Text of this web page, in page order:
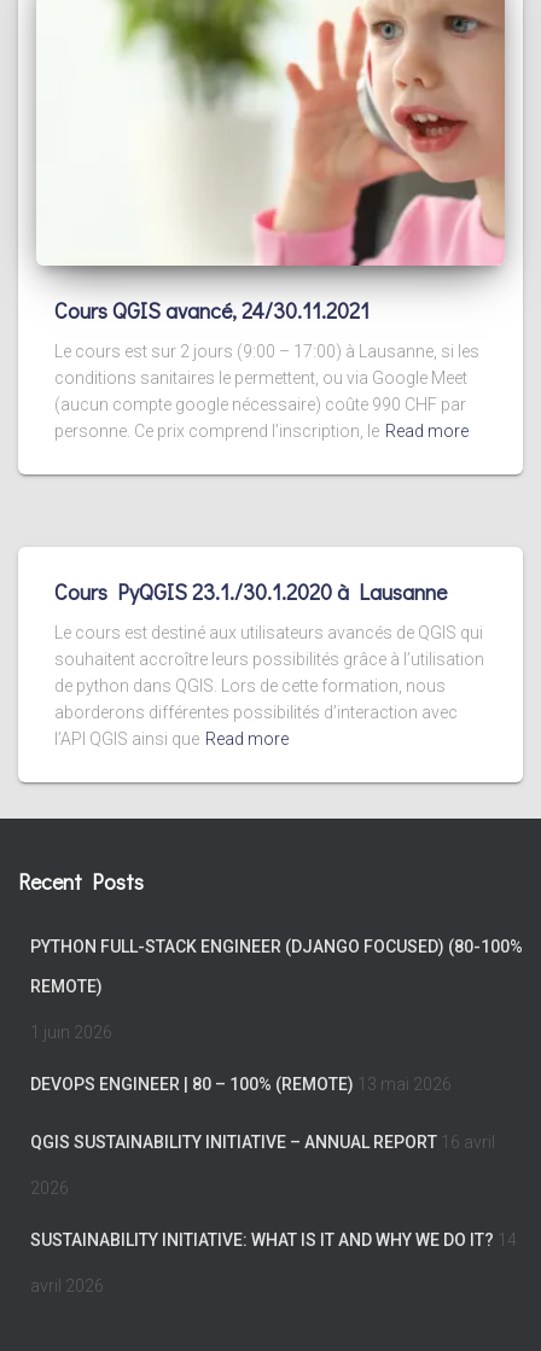
Cours QGIS avancé, 24/30.11.2021
Le cours est sur 2 jours (9:00 – 17:00) à Lausanne, si les
conditions sanitaires le permettent, ou via Google Meet
(aucun compte google nécessaire) coûte 990 CHF par
personne. Ce prix comprend l’inscription, le Read more
Cours PyQGIS 23.1./30.1.2020 à Lausanne
Le cours est destiné aux utilisateurs avancés de QGIS qui
souhaitent accroître leurs possibilités grâce à l’utilisation
de python dans QGIS. Lors de cette formation, nous
aborderons différentes possibilités d’interaction avec
l’API QGIS ainsi que Read more
Recent Posts
PYTHON FULL-STACK ENGINEER (DJANGO FOCUSED) (80-100%
REMOTE)
1 juin 2026
DEVOPS ENGINEER | 80 – 100% (REMOTE) 13 mai 2026
QGIS SUSTAINABILITY INITIATIVE – ANNUAL REPORT 16 avril
2026
SUSTAINABILITY INITIATIVE: WHAT IS IT AND WHY WE DO IT? 14
avril 2026